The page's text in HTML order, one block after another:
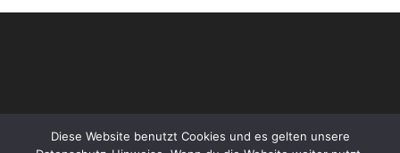
Diese Website benutzt Cookies und es gelten unsere